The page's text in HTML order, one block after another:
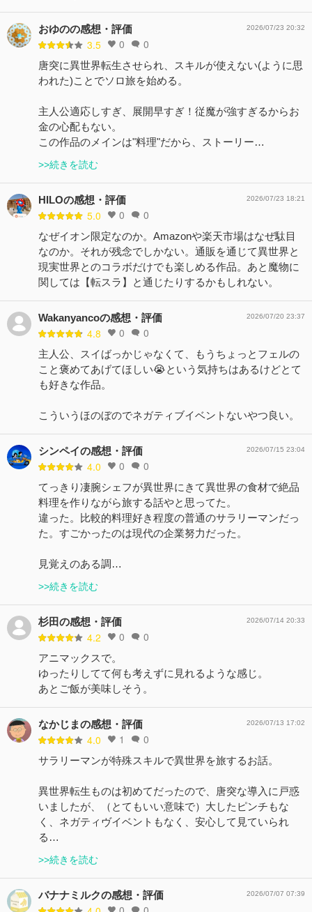
おゆのの感想・評価
3.5 0 0
2026/07/23 20:32
唐突に異世界転生させられ、スキルが使えない(ように思
われた)ことでソロ旅を始める。
主人公適応しすぎ、展開早すぎ！従魔が強すぎるからお
金の心配もない。
この作品のメインは"料理"だから、ストーリー…
>>続きを読む
HILOの感想・評価
5.0 0 0
2026/07/23 18:21
なぜイオン限定なのか。Amazonや楽天市場はなぜ駄目
なのか。それが残念でしかない。通販を通じて異世界と
現実世界とのコラボだけでも楽しめる作品。あと魔物に
関しては【転スラ】と通じたりするかもしれない。
Wakanyancoの感想・評価
4.8 0 0
2026/07/20 23:37
主人公、スイばっかじゃなくて、もうちょっとフェルの
こと褒めてあげてほしい😭という気持ちはあるけどとて
も好きな作品。
こういうほのぼのでネガティブイベントないやつ良い。
シンペイの感想・評価
4.0 0 0
2026/07/15 23:04
てっきり凄腕シェフが異世界にきて異世界の食材で絶品
料理を作りながら旅する話やと思ってた。
違った。比較的料理好き程度の普通のサラリーマンだっ
た。すごかったのは現代の企業努力だった。
見覚えのある調…
>>続きを読む
杉田の感想・評価
4.2 0 0
2026/07/14 20:33
アニマックスで。
ゆったりしてて何も考えずに見れるような感じ。
あとご飯が美味しそう。
なかじまの感想・評価
4.0 1 0
2026/07/13 17:02
サラリーマンが特殊スキルで異世界を旅するお話。
異世界転生ものは初めてだったので、唐突な導入に戸惑
いましたが、（とてもいい意味で）大したピンチもな
く、ネガティヴイベントもなく、安心して見ていられ
る…
>>続きを読む
バナナミルクの感想・評価 2026/07/07 07:39